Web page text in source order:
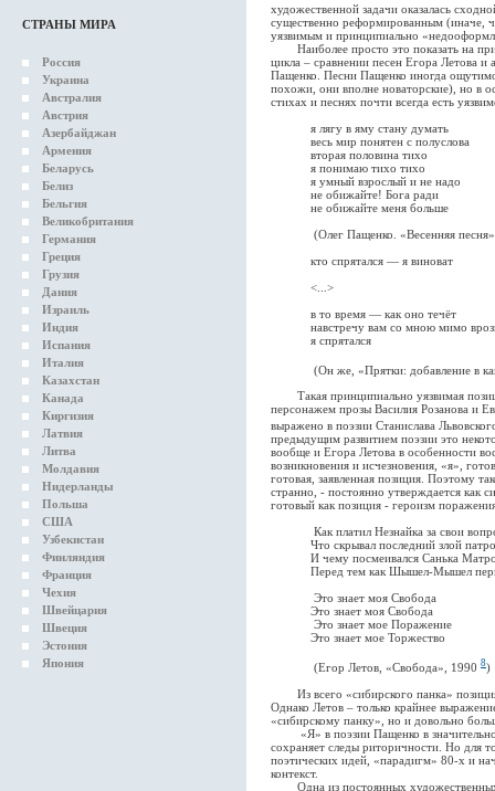
СТРАНЫ МИРА
Россия
Украина
Австралия
Австрия
Азербайджан
Армения
Беларусь
Белиз
Бельгия
Великобритания
Германия
Греция
Грузия
Дания
Израиль
Индия
Испания
Италия
Казахстан
Канада
Киргизия
Латвия
Литва
Молдавия
Нидерланды
Польша
США
Узбекистан
Финляндия
Франция
Чехия
Швейцария
Швеция
Эстония
Япония
художественной задачи оказалась
существенно реформированным (иначе,
уязвимым и принципиально
Наиболее просто это показать на
цикла – сравнении песен Егора Летова
Пащенко. Песни Пащенко иногда
похожи, они вполне новаторские), но в
стихах и песнях почти всегда есть
я лягу в яму стану думать
весь мир понятен с полуслова
вторая половина тихо
я понимаю тихо тихо
я умный взрослый и не надо
не обижайте! Бога ради
не обижайте меня больше
(Олег Пащенко. «Весенняя
кто спрятался — я виноват
<...>
в то время — как оно течёт
навстречу вам со мною мимо
я спрятался
(Он же, «Прятки: добавление в
Такая принципиально уязвимая
персонажем прозы Василия Розанова и
выражено в поэзии Станислава
предыдущим развитием поэзии это
вообще и Егора Летова в особенности
возникновения и исчезновения, «я»,
готовая, заявленная позиция. Поэтому
странно, - постоянно утверждается как
готовый как позиция - героизм
Как платил Незнайка за свои
Что скрывал последний злой
И чему посмеивался Санька
Перед тем как Шышел-Мышел
Это знает моя Свобода
Это знает моя Свобода
Это знает мое Поражение
Это знает мое Торжество
(Егор Летов, «Свобода», 1990 8)
Из всего «сибирского панка» позиция
Однако Летов – только крайнее
«сибирскому панку», но и довольно
«Я» в поэзии Пащенко в
сохраняет следы риторичности. Но для
поэтических идей, «парадигм» 80-х и
контекст.
Одна из постоянных художественных